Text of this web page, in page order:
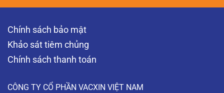
Chính sách bảo mật
Khảo sát tiêm chủng
Chính sách thanh toán
CÔNG TY CỔ PHẦN VACXIN VIỆT NAM